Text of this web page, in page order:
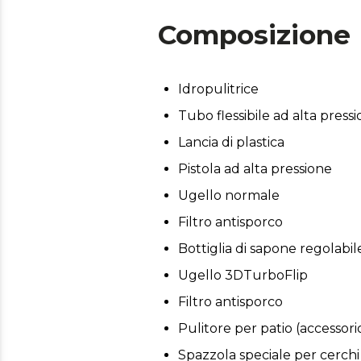
Composizione
Idropulitrice
Tubo flessibile ad alta
Lancia di plastica
Pistola ad alta pressione
Ugello normale
Filtro antisporco
Bottiglia di sapone
Ugello 3DTurboFlip
Filtro antisporco
Pulitore per patio
Spazzola speciale per